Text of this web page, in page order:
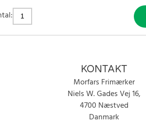
KONTAKT
Morfars Frimærker
Niels W. Gades Vej 16,
4700 Næstved
Danmark